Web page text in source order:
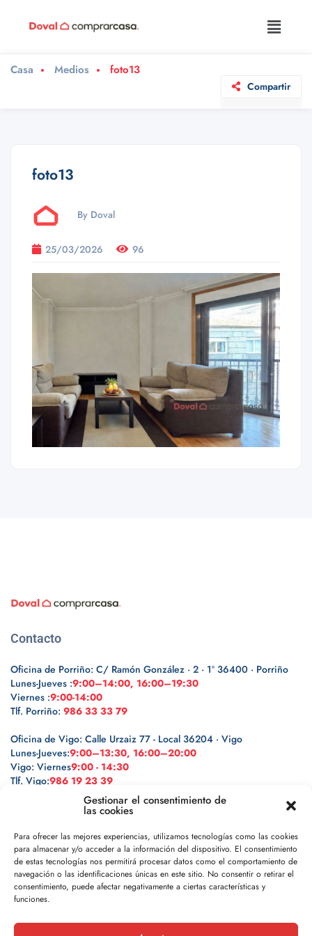
Gestionar el consentimiento de
las cookies
Para ofrecer las mejores experiencias, utilizamos tecnologías como las cookies
para almacenar y/o acceder a la información del dispositivo. El consentimiento
de estas tecnologías nos permitirá procesar datos como el comportamiento de
navegación o las identificaciones únicas en este sitio. No consentir o retirar el
consentimiento, puede afectar negativamente a ciertas características y
funciones.
Casa Medios foto13
Compartir
foto13
By Doval
25/03/2026 96
Contacto
Oficina de Porriño: C/ Ramón González · 2 · 1º 36400 · Porriño
Lunes-Jueves :9:00–14:00, 16:00–19:30
Viernes :9:00-14:00
Tlf. Porriño: 986 33 33 79
Oficina de Vigo: Calle Urzaiz 77 - Local 36204 · Vigo
Lunes-Jueves:9:00–13:30, 16:00–20:00
Vigo: Viernes9:00 - 14:30
Tlf. Vigo:986 19 23 39
Legal
Política de privacidad